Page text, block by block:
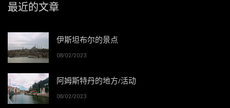
最近的文章
伊斯坦布尔的景点
08/02/2023
阿姆斯特丹的地方/活动
08/02/2023